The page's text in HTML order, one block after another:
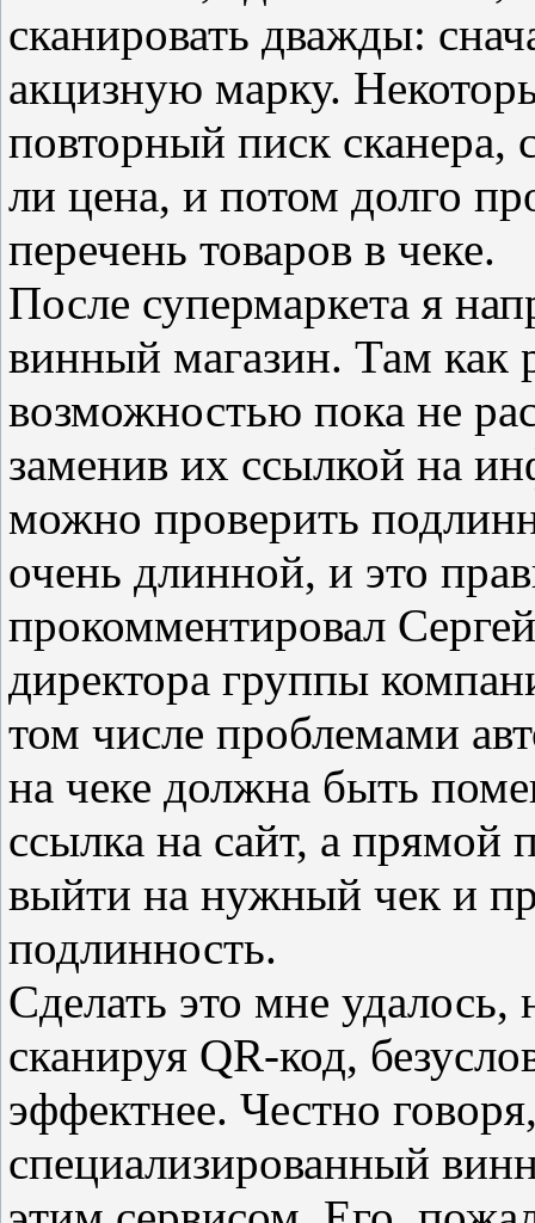
сканировать дважды:
акцизную марку.
повторный писк сканера,
ли цена, и потом долго
перечень товаров в чеке.
После супермаркета я
винный магазин. Там как
возможностью пока не
заменив их ссылкой на
можно проверить
очень длинной, и это
прокомментировал
директора группы
том числе проблемами
на чеке должна быть
ссылка на сайт, а прямой
выйти на нужный чек и
подлинность.
Сделать это мне удалось,
сканируя QR-код,
эффектнее. Честно
специализированный